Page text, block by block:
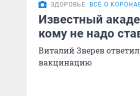
ЗДОРОВЬЕ ВСЁ О
Известный
кому не надо
Виталий Зверев
вакцинацию